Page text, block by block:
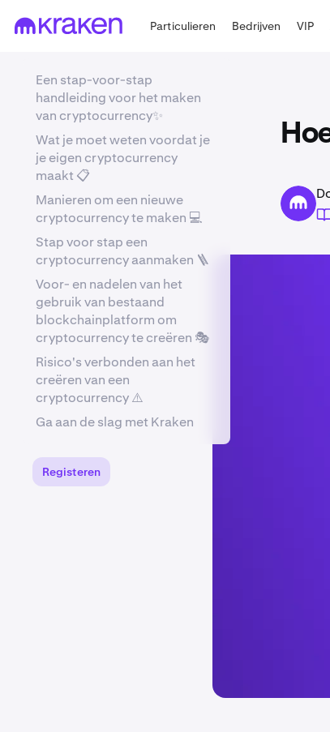
Particulieren Bedrijven VIP
Een stap-voor-stap
handleiding voor het maken
van cryptocurrency✨
Wat je moet weten voordat je
je eigen cryptocurrency
maakt 📋
Manieren om een nieuwe
cryptocurrency te maken 💻
Stap voor stap een
cryptocurrency aanmaken 🪜
Voor- en nadelen van het
gebruik van bestaand
blockchainplatform om
cryptocurrency te creëren 🎭
Risico's verbonden aan het
creëren van een
cryptocurrency ⚠️
Ga aan de slag met Kraken
Registeren